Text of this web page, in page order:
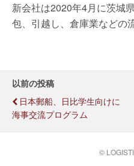
新会社は2020年4月に茨城
包、引越し、倉庫業などの
以前の投稿
日本郵船、日比学生向けに
海事交流プログラム
©